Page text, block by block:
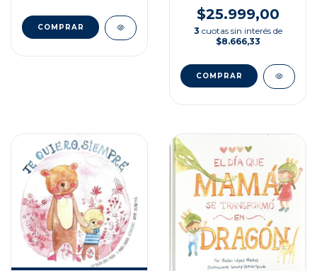
$25.999,00
3 cuotas sin interés de
$8.666,33